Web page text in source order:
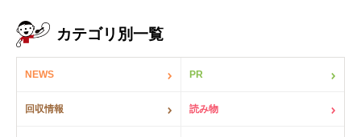
カテゴリ別一覧
NEWS PR
回収情報 読み物